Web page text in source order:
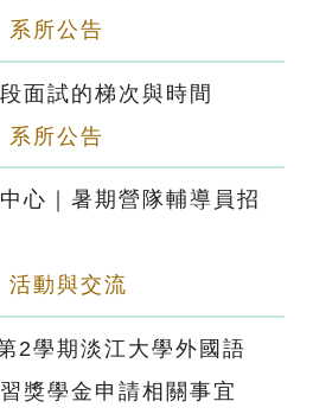
系所公告
面試的梯次與時間
系所公告
心｜暑期營隊輔導員招
活動與交流
2學期淡江大學外國語
獎學金申請相關事宜